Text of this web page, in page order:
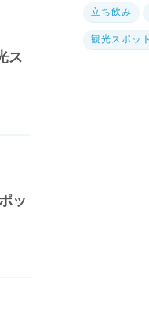
ス
ッ
立ち飲み
観光スポット